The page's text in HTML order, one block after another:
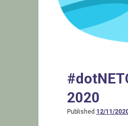
2020
Published 12/11/